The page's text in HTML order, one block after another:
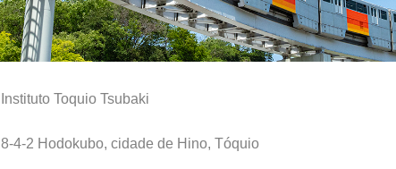
Instituto Toquio Tsubaki
8-4-2 Hodokubo, cidade de Hino, Tóquio